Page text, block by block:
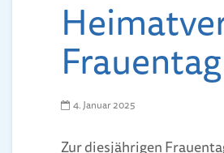
4. Januar 2025
Zur diesjährigen